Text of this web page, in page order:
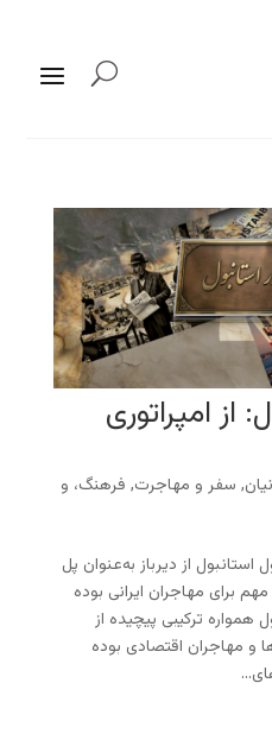
از امپراتوری
, سفر و مهاجرت, فرهنگ، و
استانبول از دیرباز به‌عنوان پل
برای مهاجران ایرانی بوده
همواره ترکیبی پیچیده از
و مهاجران اقتصادی بوده